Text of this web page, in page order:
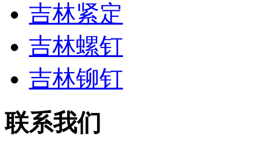
吉林紧定
吉林螺钉
吉林铆钉
联系我们